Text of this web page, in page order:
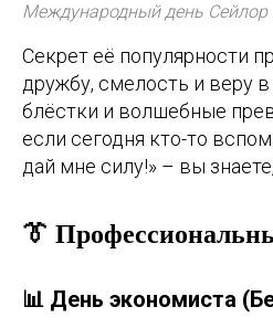
Международный день
Секрет её популярности
дружбу, смелость и веру в
блёстки и волшебные
если сегодня кто-то
дай мне силу!» – вы
👔
📊 День экономиста